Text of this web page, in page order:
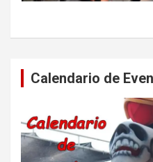
Calendario de